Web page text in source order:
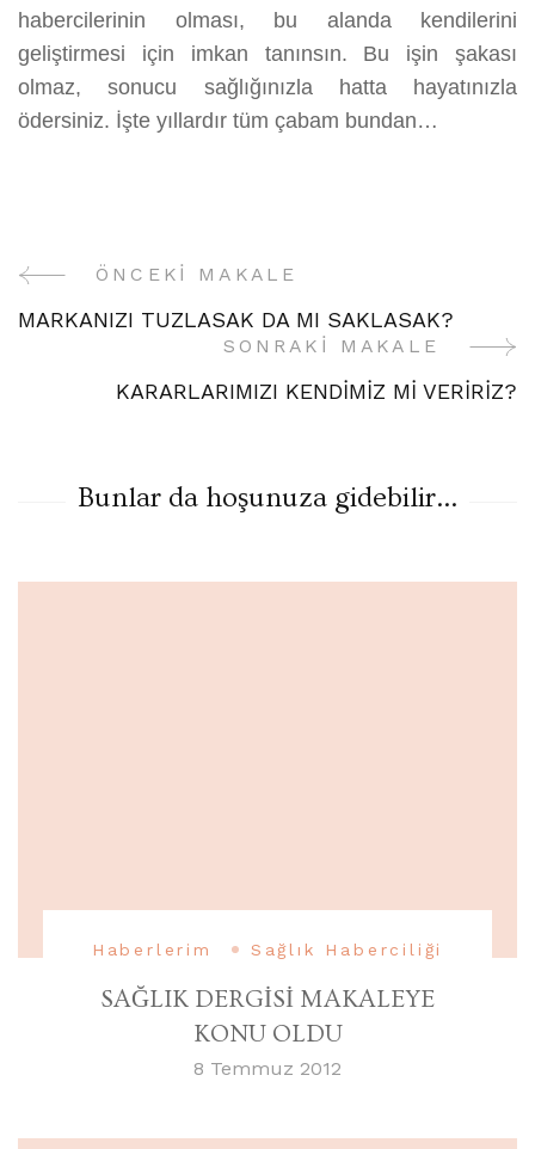
habercilerinin olması, bu alanda kendilerini
geliştirmesi için imkan tanınsın. Bu işin şakası
olmaz, sonucu sağlığınızla hatta hayatınızla
ödersiniz. İşte yıllardır tüm çabam bundan…
YazıÖNCEKI MAKALE
MARKANIZI TUZLASAK DA MI SAKLASAK?
SONRAKI MAKALE
KARARLARIMIZI KENDİMİZ Mİ VERİRİZ?
Bunlar da hoşunuza gidebilir...
Haberlerim Sağlık Haberciliği
SAĞLIK DERGİSİ MAKALEYE
KONU OLDU
8 Temmuz 2012